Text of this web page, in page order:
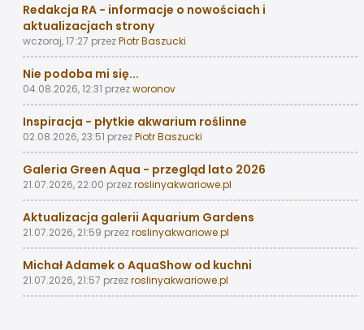
Redakcja RA - informacje o nowościach i
aktualizacjach strony
wczoraj, 17:27 przezPiotr Baszucki
Nie podoba mi się...
04.08.2026, 12:31 przezworonov
Inspiracja - płytkie akwarium roślinne
02.08.2026, 23:51 przezPiotr Baszucki
Galeria Green Aqua - przegląd lato 2026
21.07.2026, 22:00 przezroslinyakwariowe.pl
Aktualizacja galerii Aquarium Gardens
21.07.2026, 21:59 przezroslinyakwariowe.pl
Michał Adamek o AquaShow od kuchni
21.07.2026, 21:57 przezroslinyakwariowe.pl